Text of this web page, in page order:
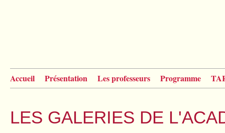
Accueil Présentation Les professeurs Programme
LES GALERIES DE